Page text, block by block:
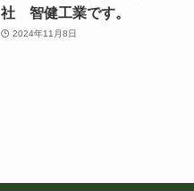
社 智健工業です。
2024年11月8日